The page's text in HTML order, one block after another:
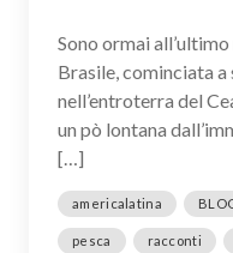
Sono ormai
Brasile, cominciata
nell’entroterra del
un pò lontana
[…]
americalatina
pesca racconti